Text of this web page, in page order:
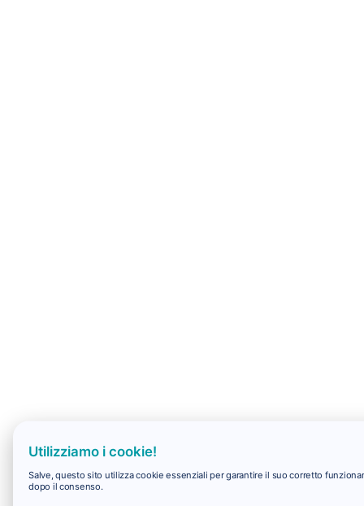
Utilizziamo i cookie!
Salve, questo sito utilizza cookie essenziali per garantire il suo corretto
dopo il consenso.